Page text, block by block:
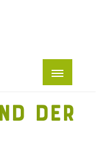
SPENDEN
+
DER